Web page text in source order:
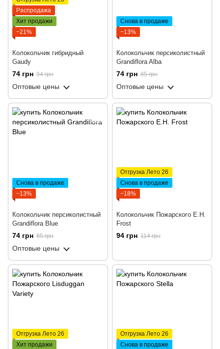
Распродажа
Хит продажи
−21%
Колокольчик гибридный
Gaudy
74 грн 94 грн
Оптовые цены
Снова в продаже
−13%
Колокольчик персиколистный
Grandiflora Alba
74 грн 85 грн
Оптовые цены
Снова в продаже
−13%
Колокольчик персиколистный
Grandiflora Blue
74 грн 85 грн
Оптовые цены
Отгрузка Лето 26
Снова в продаже
−18%
Колокольчик Пожарского E.H.
Frost
94 грн 114 грн
Отгрузка Лето 26
Хит продажи
Отгрузка Лето 26
Снова в продаже